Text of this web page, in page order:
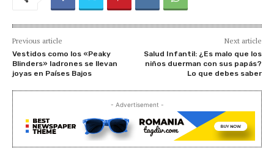
Previous article
Vestidos como los «Peaky
Blinders» ladrones se llevan
joyas en Países Bajos
Next article
Salud Infantil: ¿Es malo que los
niños duerman con sus papás?
Lo que debes saber
- Advertisement -